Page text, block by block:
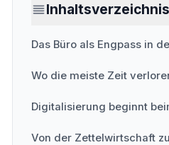
Inhaltsverzeichnis
Das Büro als Engpass in
Wo die meiste Zeit
Digitalisierung beginnt
Von der Zettelwirtschaft